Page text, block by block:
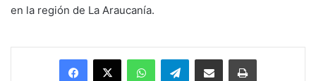
en la región de La Araucanía.
Facebook
X WhatsAppTelegramEnviar vía email Imprimir